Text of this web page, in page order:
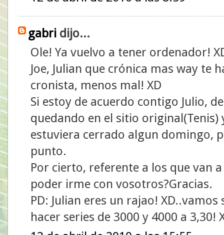
gabri dijo...
Ole! Ya vuelvo a tener ordenador!
Joe, Julian que crónica mas way te
cronista, menos mal! XD
Si estoy de acuerdo contigo Julio,
quedando en el sitio
estuviera cerrado algun domingo,
punto.
Por cierto, referente a los que van
poder irme con vosotros?Gracias.
PD: Julian eres un rajao!
hacer series de 3000 y 4000 a 3,30!